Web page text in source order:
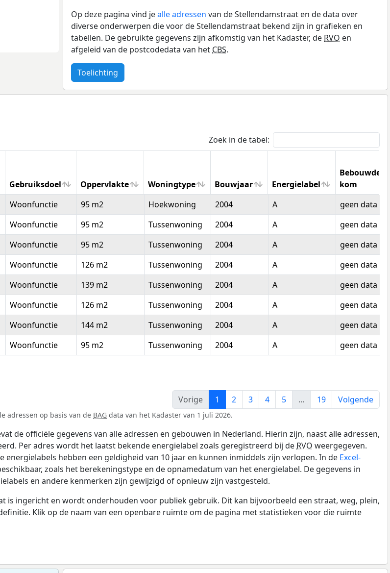
Op deze pagina vind jealle adressen van de Stellendamstraat en de data over
diverse onderwerpen die voor de Stellendamstraat bekend zijn in grafieken en
tabellen. De gebruikte gegevens zijn afkomstig van het Kadaster, de RVO en
afgeleid van de postcodedata van het CBS.
Toelichting
Zoek in de tabel:
Gebruiksdoel Oppervlakte Woningtype Bouwjaar Energielabel
Bebouwde
kom
Gebruiksdoel Oppervlakte Woningtype Bouwjaar Energielabel
Bebouwde
kom
Woonfunctie 95 m2 Hoekwoning 2004 A
geen data
Woonfunctie 95 m2 Tussenwoning 2004 A
geen data
Woonfunctie 95 m2 Tussenwoning 2004 A
geen data
Woonfunctie 126 m2 Tussenwoning 2004 A
geen data
Woonfunctie 139 m2 Tussenwoning 2004 A
geen data
Woonfunctie 126 m2 Tussenwoning 2004 A
geen data
Woonfunctie 144 m2 Tussenwoning 2004 A
geen data
Woonfunctie 95 m2 Tussenwoning 2004 A geen data
Vorige
1 2 3 4 5 … 19 Volgende
adressen op basis van de BAG data van het Kadaster van 1 juli 2026.
de officiële gegevens van alle adressen en gebouwen in Nederland. Hierin zijn, naast alle adressen,
Per adres wordt het laatst bekende energielabel zoals geregistreerd bij de RVO weergegeven.
hebben een geldigheid van 10 jaar en kunnen inmiddels zijn verlopen. In de Excel-
zoals het berekeningstype en de opnamedatum van het energielabel. De gegevens in
en andere kenmerken zijn gewijzigd of opnieuw zijn vastgesteld.
is ingericht en wordt onderhouden voor publiek gebruik. Dit kan bijvoorbeeld een straat, weg, plein,
Klik op de naam van een openbare ruimte om de pagina met statistieken voor die ruimte